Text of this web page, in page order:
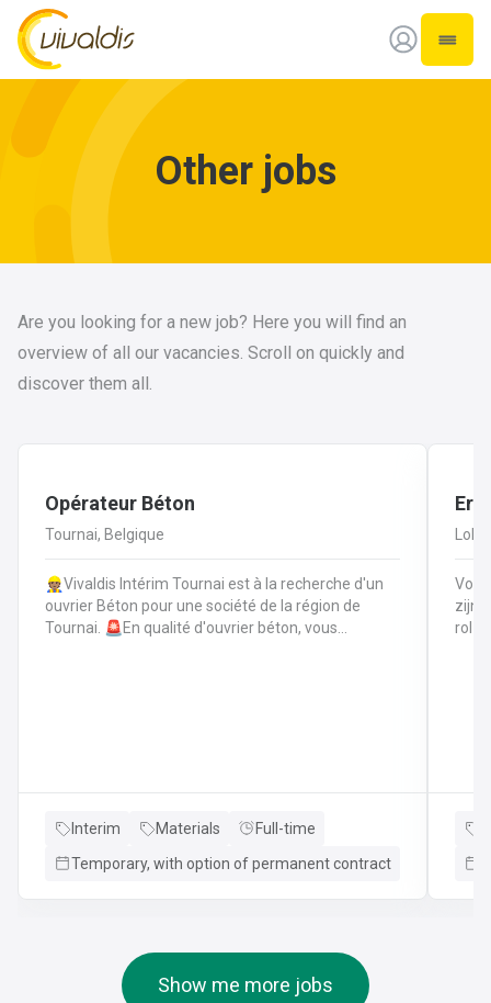
Vivaldis Interim
Open
Other jobs
Are you looking for a new job? Here you will find an
overview of all our vacancies. Scroll on quickly and
discover them all.
Opérateur Béton
Tournai, Belgique
👷🏽Vivaldis Intérim Tournai est à la recherche d'un
ouvrier Béton pour une société de la région de
Tournai. 🚨En qualité d'ouvrier béton, vous
Interim Materials
Full-time
Temporary, with option of permanent contract
Voor
zijn
rol
de
en
Show me more jobs